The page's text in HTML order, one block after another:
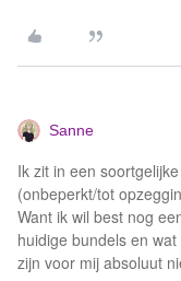
Sanne
Ik zit in een
(onbeperkt/tot
Want ik wil best nog
huidige bundels en
zijn voor mij absoluut